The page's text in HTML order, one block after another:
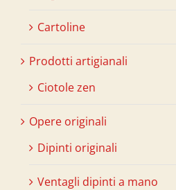
Cartoline
Prodotti artigianali
Ciotole zen
Opere originali
Dipinti originali
Ventagli dipinti a mano